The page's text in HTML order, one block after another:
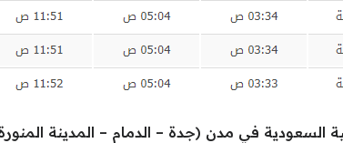
السعودية في مدن (جدة – الدمام – المدينة